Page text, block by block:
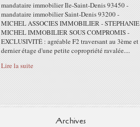
mandataire immobilier Ile-Saint-Denis 93450 -
mandataire immobilier Saint-Denis 93200 -
MICHEL ASSOCIES IMMOBILIER - STEPHANIE
MICHEL IMMOBILIER SOUS COMPROMIS -
EXCLUSIVITÉ : agréable F2 traversant au 3ème et
dernier étage d'une petite copropriété ravalée....
Lire la suite
Archives